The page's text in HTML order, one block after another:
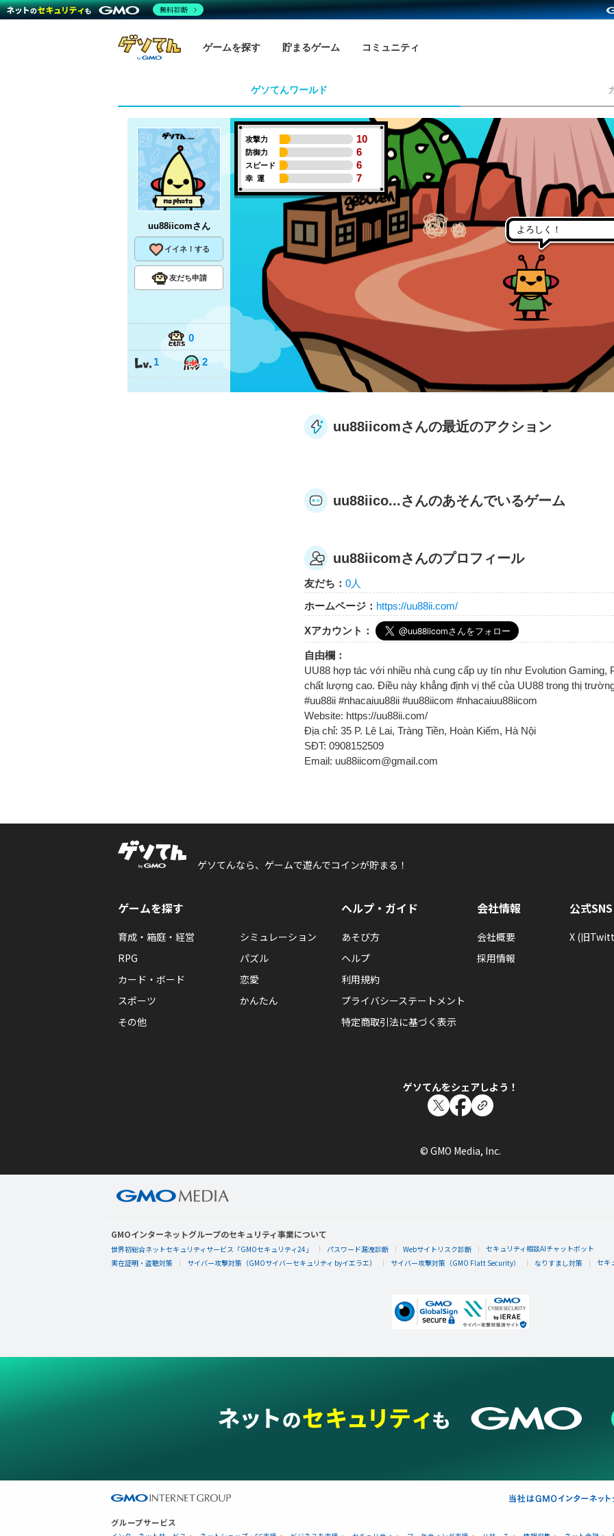
ゲームを探す 貯まるゲーム コミュニティ
ゲソてんワールド
uu88iicomさん
イイネ！する
友だち申請
0
1 2
攻撃力 10
防御力 6
スピード 6
幸 運 7
よろしく！
uu88iicomさんの最近のアクション
uu88iico...さんのあそんでいるゲーム
uu88iicomさんのプロフィール
友だち： 0人
ホームページ： https://uu88ii.com/
Xアカウント：
自由欄：
UU88 hợp tác với nhiều nhà cung cấp uy tín như Evolution Gaming,
chất lượng cao. Điều này khẳng định vị thế của UU88 trong thị
#uu88ii #nhacaiuu88ii #uu88iicom #nhacaiuu88iicom
Website: https://uu88ii.com/
Địa chỉ: 35 P. Lê Lai, Tràng Tiền, Hoàn Kiếm, Hà Nội
SĐT: 0908152509
Email: uu88iicom@gmail.com
ゲソてんなら、ゲームで遊んでコインが貯まる！
ゲームを探す
育成・箱庭・経営
シミュレーション
RPG
パズル
カード・ボード
恋愛
スポーツ
かんたん
その他
ヘルプ・ガイド
あそび方
ヘルプ
利用規約
プライバシーステートメント
特定商取引法に基づく表示
会社情報
会社概要
採用情報
公式SNS
X (旧
ゲソてんをシェアしよう！
© GMO Media, Inc.
GMOインターネットグループのセキュリティ事業について
世界初総合ネットセキュリティサービス「GMOセキュリティ24」 パスワード漏洩診断 Webサイトリスク診断
セキュリティ相談AIチャットボット
実在証明・盗聴対策
サイバー攻撃対策（GMOサイバーセキュリティ byイエラエ） サイバー攻撃対策（GMO Flatt Security） なりすまし対策 セキ
グループサービス
無料診断